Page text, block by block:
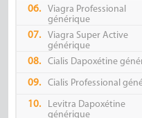
06.
Viagra Professional
générique
07.
Viagra Super Active
générique
08.
Cialis Dapoxétine
09. Cialis Professional
10.
Levitra Dapoxétine
générique